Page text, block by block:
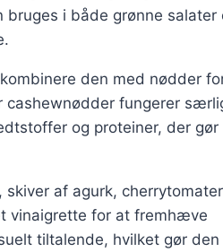
i både grønne salater
den med nødder
cashewnødder fungerer
og proteiner, der gør
af agurk,
vinaigrette for at fremhæve
tiltalende, hvilket gør den